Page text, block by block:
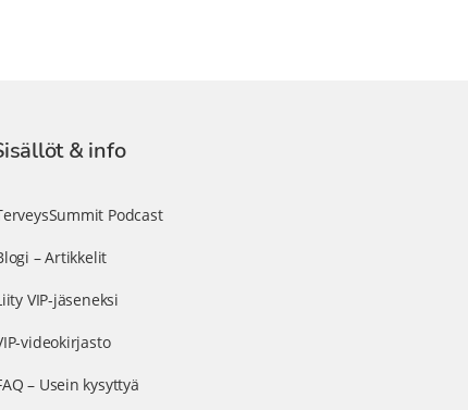
& info
Podcast
– Artikkelit
VIP-jäseneksi
videokirjasto
– Usein kysyttyä